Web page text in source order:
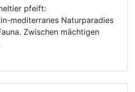
pfeift:
mediterranes Naturparadies
Zwischen mächtigen